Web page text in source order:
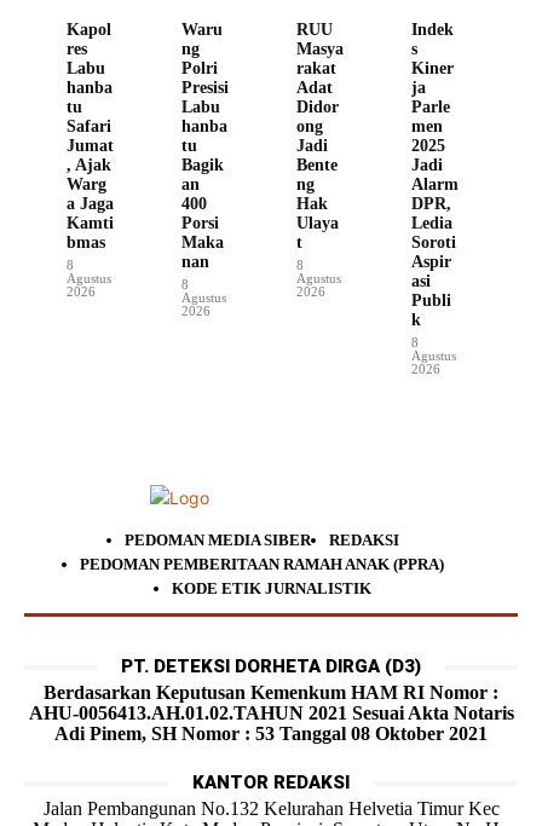
Kapol
res
Labu
hanba
tu
Safari
Jumat
, Ajak
Warg
a Jaga
Kamti
bmas
8
Agustus
2026
Waru
ng
Polri
Presisi
Labu
hanba
tu
Bagik
an
400
Porsi
Maka
nan
8
Agustus
2026
RUU
Masya
rakat
Adat
Didor
ong
Jadi
Bente
ng
Hak
Ulaya
t
8
Agustus
2026
Indek
s
Kiner
ja
Parle
men
2025
Jadi
Alarm
DPR,
Ledia
Soroti
Aspir
asi
Publi
k
8
Agustus
2026
PEDOMAN MEDIA SIBER
REDAKSI
PEDOMAN PEMBERITAAN RAMAH ANAK (PPRA)
KODE ETIK JURNALISTIK
PT. DETEKSI DORHETA DIRGA (D3)
Berdasarkan Keputusan Kemenkum HAM RI Nomor :
AHU-0056413.AH.01.02.TAHUN 2021 Sesuai Akta Notaris
Adi Pinem, SH Nomor : 53 Tanggal 08 Oktober 2021
KANTOR REDAKSI
Jalan Pembangunan No.132 Kelurahan Helvetia Timur Kec